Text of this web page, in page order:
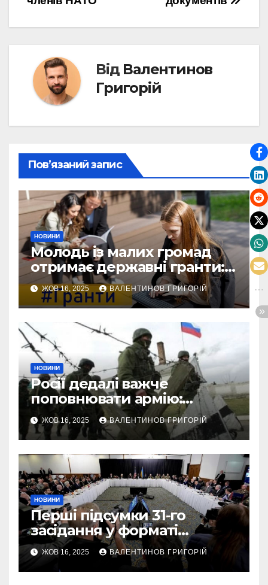
Від Валентинов
Григорій
Пов’язаний запис
НОВИНИ
Молодь із малих громад
отримає державні гранти:
виплати сягатимуть 200
тисяч гривень
ЖОВ 16, 2025 ВАЛЕНТИНОВ ГРИГОРІЙ
НОВИНИ
Росії дедалі важче
поповнювати армію:
військовий пояснив
приховані причини
ЖОВ 16, 2025 ВАЛЕНТИНОВ ГРИГОРІЙ
НОВИНИ
Перші підсумки 31-го
засідання у форматі
“Рамштайн”: що
домовилися союзники
України
ЖОВ 16, 2025 ВАЛЕНТИНОВ ГРИГОРІЙ